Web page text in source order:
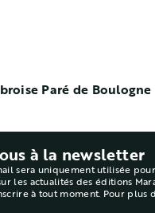
Paré de Boulogne
à la newsletter
sera uniquement utilisée
les actualités des éditions
à tout moment. Pour plus